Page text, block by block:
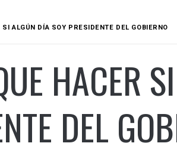
SI ALGÚN DÍA SOY PRESIDENTE DEL GOBIERNO
HACER
DEL